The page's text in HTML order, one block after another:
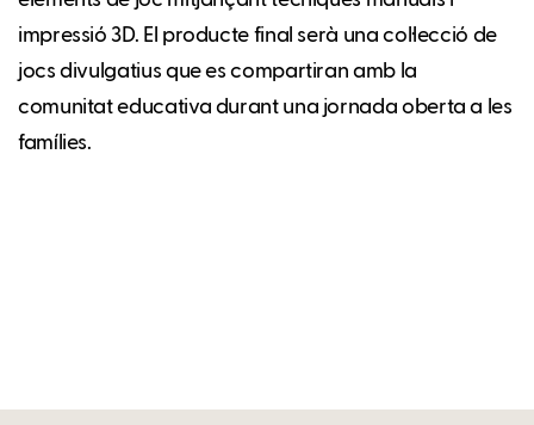
impressió 3D. El producte final serà una col·lecció de
jocs divulgatius que es compartiran amb la
comunitat educativa durant una jornada oberta a les
famílies.